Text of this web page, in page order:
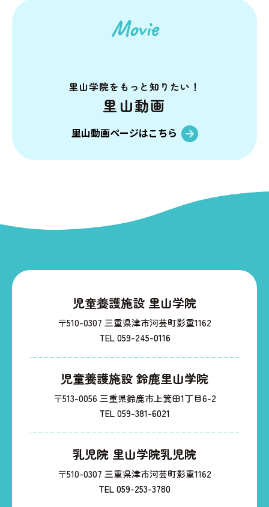
Movie
里山学院を もっと知りたい！
里山動画
里山動画ページはこちら
児童養護施設 里山学院
〒510-0307 三重県津市河芸町影重1162
TEL 059-245-0116
児童養護施設 鈴鹿里山学院
〒513-0056 三重県鈴鹿市上箕田1丁目6-2
TEL 059-381-6021
乳児院 里山学院乳児院
〒510-0307 三重県津市河芸町影重1162
TEL 059-253-3780